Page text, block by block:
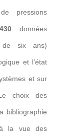
pressions
430 données
de six ans)
et l’état
et sur
choix des
bibliographie
à la vue des